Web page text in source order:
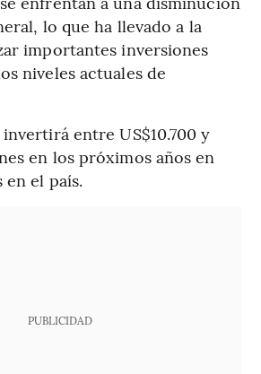
lo que ha llevado a la
importantes inversiones
niveles actuales de
entre US$10.700 y
en los próximos años en
en el país.
PUBLICIDAD